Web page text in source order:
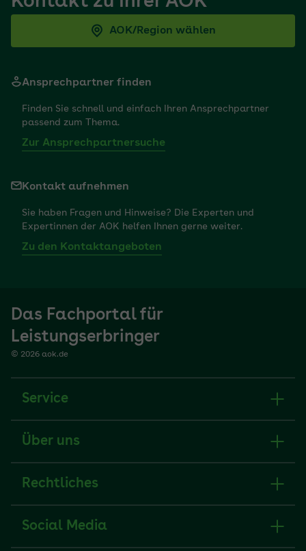
AOK/Region wählen
Ansprechpartner finden
Finden Sie schnell und einfach Ihren Ansprechpartner
passend zum Thema.
Zur Ansprechpartnersuche
Kontakt aufnehmen
Sie haben Fragen und Hinweise? Die Experten und
Expertinnen der AOK helfen Ihnen gerne weiter.
Zu den Kontaktangeboten
Das Fachportal für
Leistungserbringer
© 2026 aok.de
Service
Über uns
Rechtliches
Social Media